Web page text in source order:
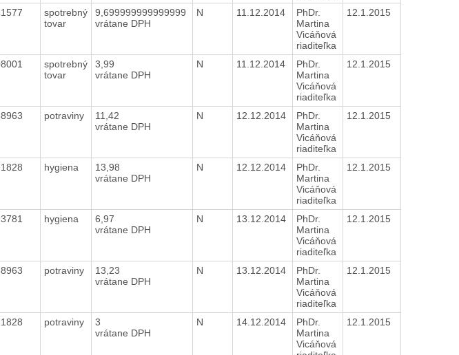
spotrebný
tovar
9,699999999999999
vrátane DPH
N 11.12.2014
PhDr.
Martina
Vicáňová
riaditeľka
12.1.2015
spotrebný
tovar
3,99
vrátane DPH
N 11.12.2014
PhDr.
Martina
Vicáňová
riaditeľka
12.1.2015
potraviny
11,42
vrátane DPH
N 12.12.2014
PhDr.
Martina
Vicáňová
riaditeľka
12.1.2015
hygiena
13,98
vrátane DPH
N 12.12.2014
PhDr.
Martina
Vicáňová
riaditeľka
12.1.2015
hygiena
6,97
vrátane DPH
N 13.12.2014
PhDr.
Martina
Vicáňová
riaditeľka
12.1.2015
potraviny
13,23
vrátane DPH
N 13.12.2014
PhDr.
Martina
Vicáňová
riaditeľka
12.1.2015
potraviny
3
vrátane DPH
N 14.12.2014
PhDr.
Martina
Vicáňová
12.1.2015